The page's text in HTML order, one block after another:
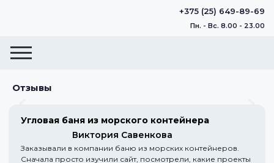
+375 (25) 649-89-69
Пн. - Вс. 8.00 - 23.00
Отзывы
Угловая баня из морского контейнера
Виктория Савенкова
Заказывали в компании баню из морских контейнеров.
Сначала просто изучили сайт, посмотрели, какие проекты